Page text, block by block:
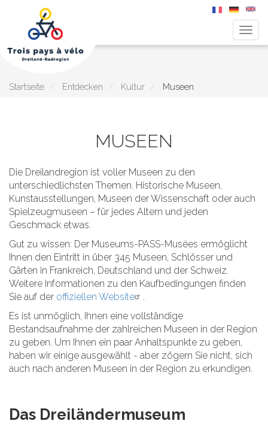
Direkt
Startseite Entdecken Kultur Museen
MUSEEN
Die Dreilandregion ist voller Museen zu den
unterschiedlichsten Themen. Historische Museen,
Kunstausstellungen, Museen der Wissenschaft oder auch
Spielzeugmuseen – für jedes Altern und jeden
Geschmack etwas.
Gut zu wissen: Der Museums-PASS-Musées ermöglicht
Ihnen den Eintritt in über 345 Museen, Schlösser und
Gärten in Frankreich, Deutschland und der Schweiz.
Weitere Informationen zu den Kaufbedingungen finden
Sie auf der offiziellen Website
.
Es ist unmöglich, Ihnen eine vollständige
Bestandsaufnahme der zahlreichen Museen in der Region
zu geben. Um Ihnen ein paar Anhaltspunkte zu geben,
haben wir einige ausgewählt - aber zögern Sie nicht, sich
auch nach anderen Museen in der Region zu erkundigen.
Das Dreiländermuseum